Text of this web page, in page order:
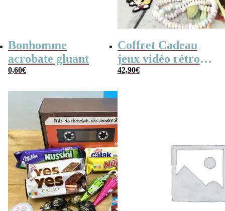
Bonhomme
acrobate gluant
0,60€
Coffret Cadeau
jeux vidéo rétro
(avec sa console de
42,90€